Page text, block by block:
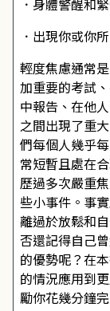
．身體警醒和
．出現你或你
輕度焦慮通常
加重要的考試
中報告、在他
之間出現了重
們每個人幾乎
常短暫且處在
歷過多次嚴重
些小事件。事
離過於放鬆和
否還記得自己
的優勢呢？在
的情況應用到
勵你花幾分鐘